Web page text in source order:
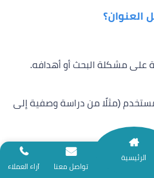
العنوان؟
على مشكلة البحث أو أهدافه.
(مثلًا من دراسة وصفية إلى
مشابه جدًا لبحث منشور
وفق ضوابط الأمانة العلمية؛ لذا نعتذر عن
آراء العملاء تواصل معنا
الرئيسية